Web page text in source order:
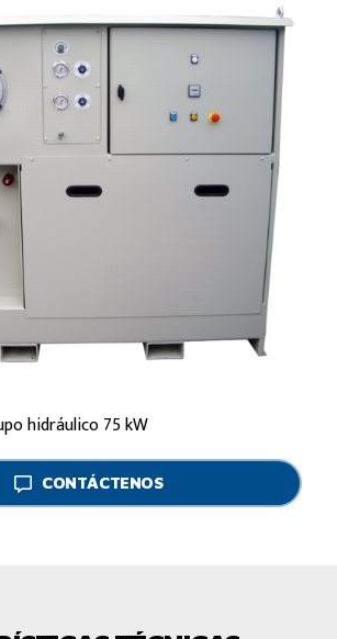
hidráulico 75 kW
CONTÁCTENOS